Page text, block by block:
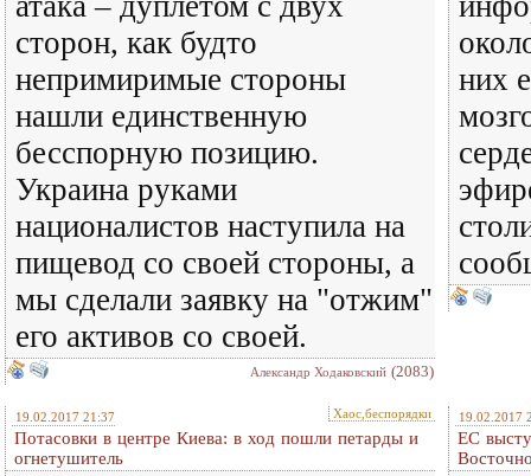
сторон, как будто
непримиримые стороны
нашли единственную
бесспорную позицию.
Украина руками
националистов наступила на
пищевод со своей стороны, а
мы сделали заявку на "отжим"
его активов со своей.
Александр Ходаковский (2083)
них
19.02.2017 21:37 Хаос,беспорядки
Потасовки в центре Киева: в ход пошли петарды и
огнетушитель
19.02.2017
ЕС